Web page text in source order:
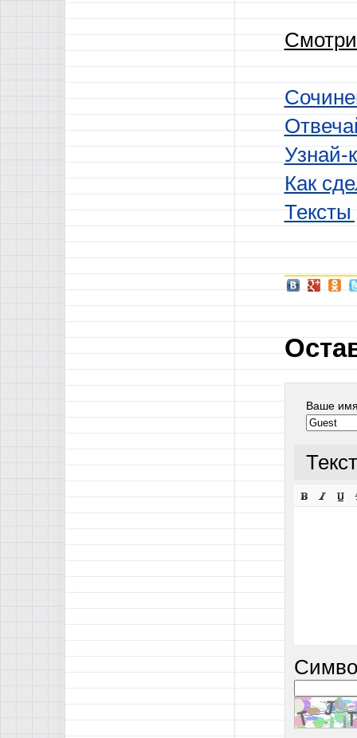
Узнай-
Как
Тексты
Ваше